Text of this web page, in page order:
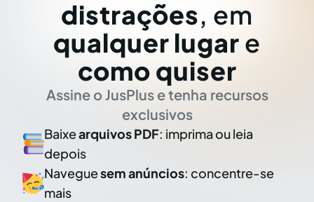
distrações, em
qualquer lugar e
como quiser
Assine o JusPlus e tenha recursos
exclusivos
Baixearquivos PDF: imprima ou leia
depois
Naveguesem anúncios: concentre-se
mais